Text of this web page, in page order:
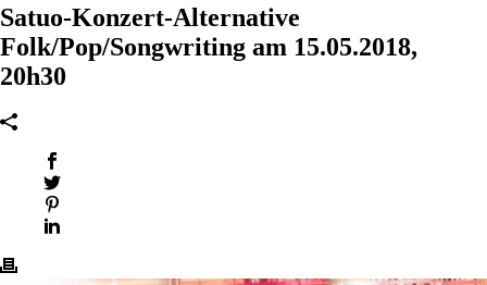
Satuo-Konzert-Alternative
Folk/Pop/Songwriting am 15.05.2018,
20h30